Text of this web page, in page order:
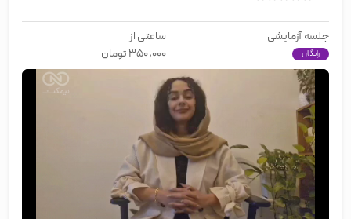
جلسه آزمایشی
رایگان
ساعتی از
۳۵۰,۰۰۰تومان
00:00/02:35